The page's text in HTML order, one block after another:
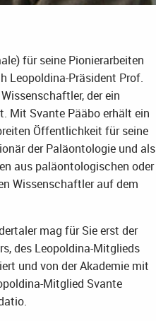
für seine Pionierarbeiten
Leopoldina-Präsident Prof.
der ein
Mit Svante Pääbo erhält ein
Öffentlichkeit für seine
der Paläontologie und als
aus paläontologischen oder
Wissenschaftler auf dem
mag für Sie erst der
des Leopoldina-Mitglieds
und von der Akademie mit
Mitglied Svante